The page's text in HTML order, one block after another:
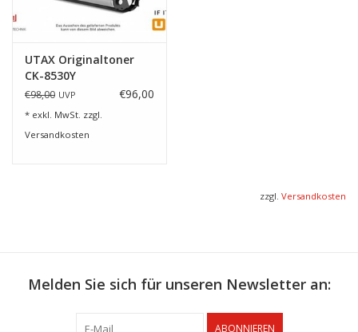
UTAX Originaltoner
CK-8530Y
€98,00 UVP €96,00
* exkl. MwSt. zzgl.
Versandkosten
zzgl. Versandkosten
Melden Sie sich für unseren Newsletter an:
ABONNIEREN